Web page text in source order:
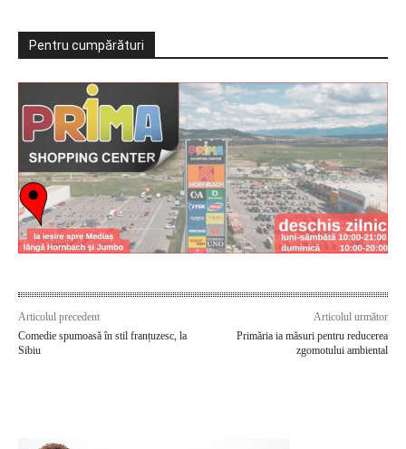
Pentru cumpărături
Articolul precedent
Comedie spumoasă în stil franțuzesc, la
Sibiu
Articolul următor
Primăria ia măsuri pentru reducerea
zgomotului ambiental